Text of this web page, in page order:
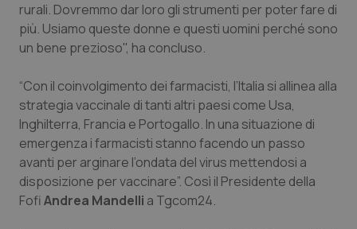
Toscana
Umbria
Valle D’Aosta
Veneto
Obesità
Oftalmologia
Oncodermatologia
Oncoematologia
Oncologia & Nutrizione
rurali. Dovremmo dar loro gli strumenti per poter fare di
più. Usiamo queste donne e questi uomini perché sono
un bene prezioso", ha concluso.
“Con il coinvolgimento dei farmacisti, l’Italia si allinea alla
strategia vaccinale di tanti altri paesi come Usa,
Inghilterra, Francia e Portogallo. In una situazione di
emergenza i farmacisti stanno facendo un passo
avanti per arginare l’ondata del virus mettendosi a
disposizione per vaccinare”. Così il Presidente della
FofiAndrea Mandelli a Tgcom24.